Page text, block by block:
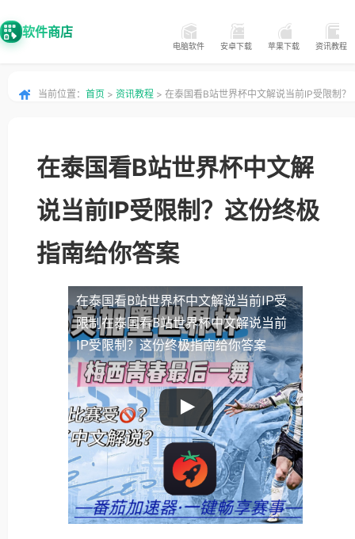
软件商店
电脑软件 安卓下载 苹果下载 资讯教程
当前位置： 首页 > 资讯教程 > 在泰国看B站世界杯中文解说当前IP受限制？
在泰国看B站世界杯中文解
说当前IP受限制？这份终极
指南给你答案
在泰国看B站世界杯中文解说当前IP受
限制在泰国看B站世界杯中文解说当前
IP受限制？这份终极指南给你答案